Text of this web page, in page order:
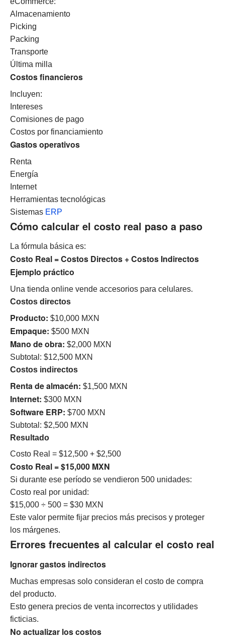
Almacenamiento
Picking
Packing
Transporte
Última milla
Costos financieros
Incluyen:
Intereses
Comisiones de pago
Costos por financiamiento
Gastos operativos
Renta
Energía
Internet
Herramientas tecnológicas
Sistemas ERP
Cómo calcular el costo real paso a paso
La fórmula básica es:
Costo Real = Costos Directos + Costos Indirectos
Ejemplo práctico
Una tienda online vende accesorios para celulares.
Costos directos
Producto: $10,000 MXN
Empaque: $500 MXN
Mano de obra: $2,000 MXN
Subtotal: $12,500 MXN
Costos indirectos
Renta de almacén: $1,500 MXN
Internet: $300 MXN
Software ERP: $700 MXN
Subtotal: $2,500 MXN
Resultado
Costo Real = $12,500 + $2,500
Costo Real = $15,000 MXN
Si durante ese período se vendieron 500 unidades:
Costo real por unidad:
$15,000 ÷ 500 = $30 MXN
Este valor permite fijar precios más precisos y proteger
los márgenes.
Errores frecuentes al calcular el costo real
Ignorar gastos indirectos
Muchas empresas solo consideran el costo de compra
del producto.
Esto genera precios de venta incorrectos y utilidades
ficticias.
No actualizar los costos